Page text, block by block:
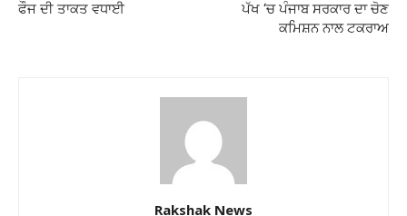
ਫੌਜ ਦੀ ਤਾਕਤ ਵਧਾਈ
ਪੱਖ ‘ਚ ਪੰਜਾਬ ਸਰਕਾਰ ਦਾ ਚੋਣ
ਕਮਿਸ਼ਨ ਨਾਲ ਟਕਰਾਅ
Rakshak News